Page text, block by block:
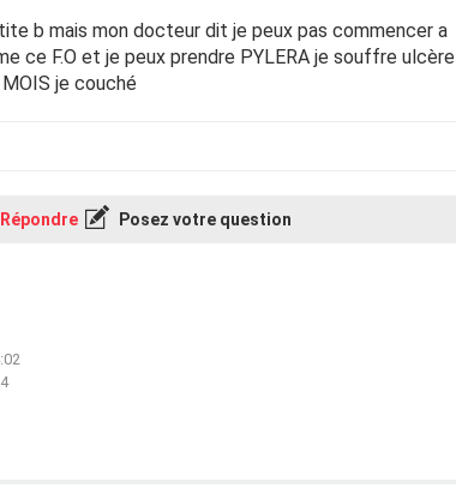
b mais mon docteur dit je peux pas commencer a
ce F.O et je peux prendre PYLERA je souffre ulcère
je couché
Répondre Posez votre question